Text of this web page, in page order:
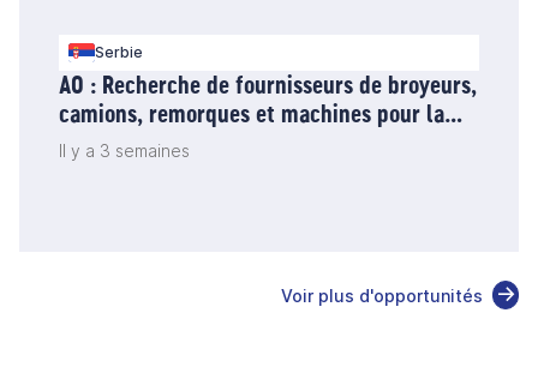
Serbie
AO : Recherche de fournisseurs de broyeurs,
camions, remorques et machines pour la
gestion de l'eau - Serbie
Il y a 3 semaines
Voir plus d'opportunités